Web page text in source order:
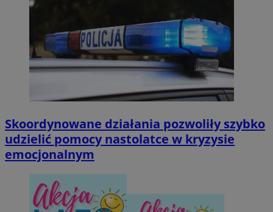
Skoordynowane działania pozwoliły szybko
udzielić pomocy nastolatce w kryzysie
emocjonalnym